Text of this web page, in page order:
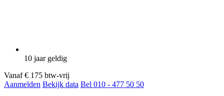
10 jaar geldig
Vanaf € 175 btw-vrij
Aanmelden Bekijk data Bel 010 - 477 50 50